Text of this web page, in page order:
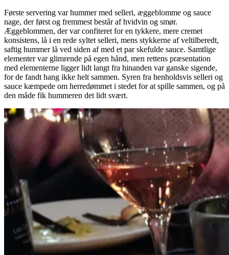
Første servering var hummer med selleri, æggeblomme og sauce
nage, der først og fremmest består af hvidvin og smør.
Æggeblommen, der var confiteret for en tykkere, mere cremet
konsistens, lå i en rede syltet selleri, mens stykkerne af veltilberedt,
saftig hummer lå ved siden af med et par skefulde sauce. Samtlige
elementer var glimrende på egen hånd, men rettens præsentation
med elementerne ligger lidt langt fra hinanden var ganske sigende,
for de fandt hang ikke helt sammen. Syren fra henholdsvis selleri og
sauce kæmpede om herredømmet i stedet for at spille sammen, og på
den måde fik hummeren det lidt svært.